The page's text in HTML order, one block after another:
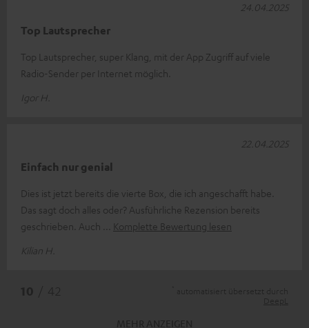
Top Lautsprecher
Top Lautsprecher, super Klang, mit der App Zugriff auf viele
Radio-Sender per Internet möglich.
Igor H.
24.04.2025
Einfach nur genial
Dies ist jetzt bereits die vierte Box, die ich angeschafft habe.
Das sagt doch alles oder? Ausführliche Rezension bereits
geschrieben. Auch
Komplette Bewertung lesen
Kilian H.
22.04.2025